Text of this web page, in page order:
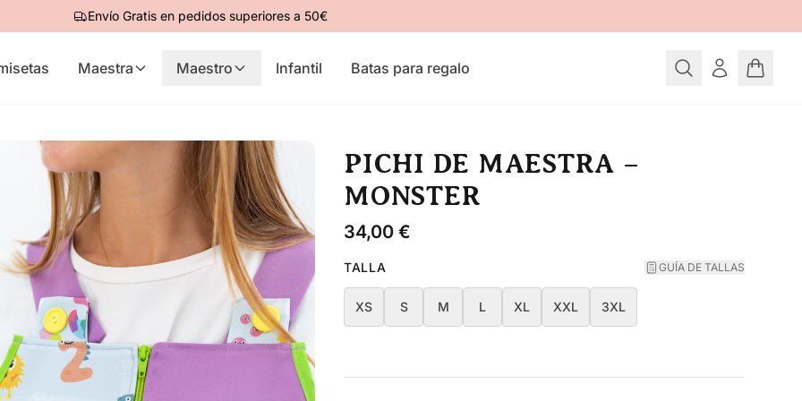
Envío Gratis en pedidos superiores a 50€
Maestra Maestro Infantil Batas para regalo
PICHI DE MAESTRA –
MONSTER
34,00 €
TALLA GUÍA DE TALLAS
XS S M L XL XXL 3XL